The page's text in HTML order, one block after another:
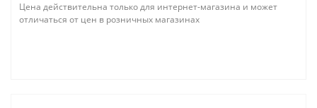
Цена действительна только для интернет-магазина и может
отличаться от цен в розничных магазинах